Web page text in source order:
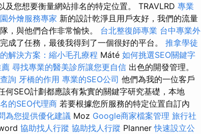
及您想要衡量網站排名的特定位置。 TRAVLRD 專業
外燴服務專家 新的設計乾淨且用戶友好，我們的流量
，與他們合作非常愉快。 台北整復師專業 台中專業外
成了任務，最後我得到了一個很好的平台。 推拿學徒
解決方案：縮小毛孔療程 Máté 如何挑選SEO關鍵字
尋找專業的醫美診所讓您更自信 出色的開發管理。
詢 牙橋的作用 專業的SEO公司 他們為我的一位客戶
SEO計劃都應該有紮實的關鍵字研究基礎，本地
的SEO代理商 若要根據您所服務的特定位置自訂內
為您提供優化建議 Moz Google商家檔案管理 旅行社
協助找人行蹤 協助找人行蹤 Planner快速設立公